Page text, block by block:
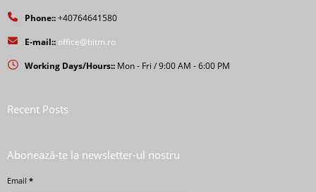
Phone::+40764641580
E-mail:: office@bitm.ro
Working Days/Hours:: Mon - Fri / 9:00 AM - 6:00 PM
Recent Posts
Abonează-te la newsletter-ul nostru
Email *